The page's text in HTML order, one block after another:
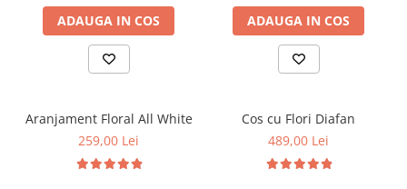
ADAUGA IN COS ADAUGA IN COS
Aranjament Floral All White
259,00 Lei
Cos cu Flori Diafan
489,00 Lei